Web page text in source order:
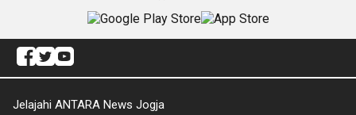
Jelajahi ANTARA News Jogja